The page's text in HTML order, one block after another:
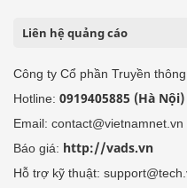
Liên hệ quảng cáo
Công ty Cổ phần Truyền
Hotline: 0919405885 (Hà Nội)
Email: contact@vietnamnet.vn
Báo giá: http://vads.vn
Hỗ trợ kỹ thuật: